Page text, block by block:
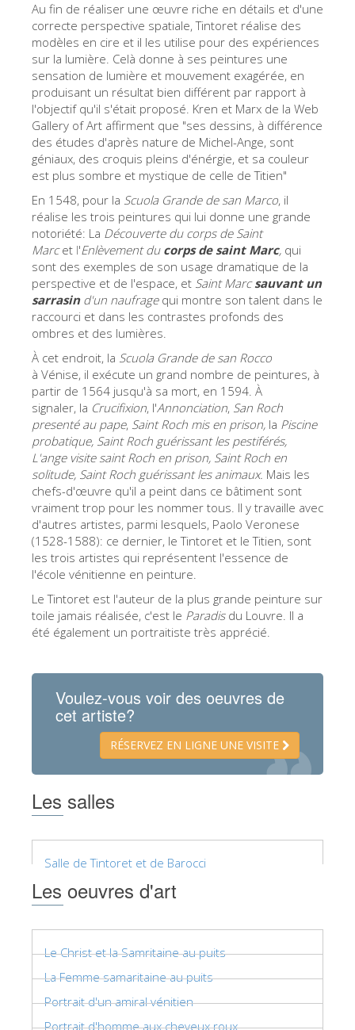
Le Palazzo Vecchio
Santa Maria Novella
la Basilique de Santa Croce
Réserver
Réserver une visite guidée
Les billets coupe-file
FR
ENGLISH
中文
DEUTSCH
FRANÇAIS
ESPAÑOL
Au fin de réaliser une œuvre riche en détails et d'une
correcte perspective spatiale, Tintoret réalise des
modèles en cire et il les utilise pour des expériences
sur la lumière. Celà donne à ses peintures une
sensation de lumière et mouvement exagérée, en
produisant un résultat bien différent par rapport à
l'objectif qu'il s'était proposé. Kren et Marx de la Web
Gallery of Art affirment que "ses dessins, à différence
des études d'après nature de Michel-Ange, sont
géniaux, des croquis pleins d'énérgie, et sa couleur
est plus sombre et mystique de celle de Titien"
En 1548, pour la Scuola Grande de san Marco, il
réalise les trois peintures qui lui donne une grande
notoriété: La Découverte du corps de Saint
Marcet l'Enlèvement du corps de saint Marc, qui
sont des exemples de son usage dramatique de la
perspective et de l'espace, et Saint Marcsauvant un
sarrasind'un naufrage qui montre son talent dans le
raccourci et dans les contrastes profonds des
ombres et des lumières.
À cet endroit, la Scuola Grande de san Rocco
à Vénise, il exécute un grand nombre de peintures, à
partir de 1564 jusqu'à sa mort, en 1594. À
signaler, la Crucifixion, l'Annonciation, San Roch
presenté au pape, Saint Roch mis en prison, la Piscine
probatique, Saint Roch guérissant les pestiférés,
L'ange visite saint Roch en prison, Saint Roch en
solitude, Saint Roch guérissant les animaux. Mais les
chefs-d'œuvre qu'il a peint dans ce bâtiment sont
vraiment trop pour les nommer tous. Il y travaille avec
d'autres artistes, parmi lesquels, Paolo Veronese
(1528-1588): ce dernier, le Tintoret et le Titien, sont
les trois artistes qui représentent l'essence de
l'école vénitienne en peinture.
Le Tintoret est l'auteur de la plus grande peinture sur
toile jamais réalisée, c'est le Paradisdu Louvre. Il a
été également un portraitiste très apprécié.
Voulez-vous voir des oeuvres de
cet artiste?
RÉSERVEZ EN LIGNE UNE VISITE
Les salles
Salle de Tintoret et de Barocci
Les oeuvres d'art
Le Christ et la Samritaine au puits
La Femme samaritaine au puits
Portrait d'un amiral vénitien
Portrait d'homme aux cheveux roux